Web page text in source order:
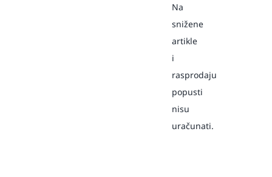
Na
snižene
artikle
i
rasprodaju
popusti
nisu
uračunati.